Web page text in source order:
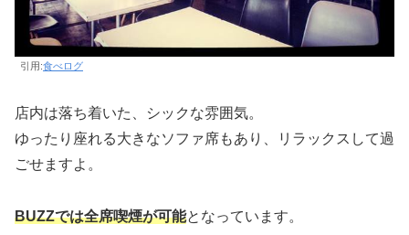
引用:食べログ
店内は落ち着いた、シックな雰囲気。
ゆったり座れる大きなソファ席もあり、リラックスして過
ごせますよ。
BUZZでは全席喫煙が可能となっています。